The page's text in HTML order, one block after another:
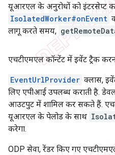
यूआरएल के अनुरोधों को इंटरसेप्ट
IsolatedWorker#onEvent
लागू करते समय,
एचटीएमएल कॉन्टेंट में इवेंट ट्रैक
EventUrlProvider क्लास,
लिए एपीआई उपलब्ध कराती है.
आउटपुट में शामिल कर सकते हैं.
यूआरएल के पेलोड के साथ
करेगा.
ODP सेवा, रेंडर किए गए